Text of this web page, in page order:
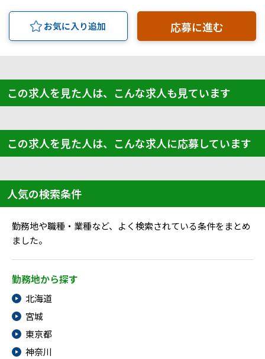
お気に入り追加 応募に進む
この求人を見た人は、こんな求人も見ています
この求人を見た人は、こんな求人に応募しています
人気の検索条件
勤務地や職種・業種など、よく検索されている条件をまとめ
ました。
勤務地から探す
北海道
宮城
東京都
神奈川